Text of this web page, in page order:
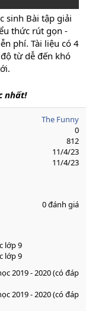
sinh Bài tập giải
thức rút gọn -
phí. Tài liệu có 4
từ dễ đến khó
nhất!
The Funny
0
812
11/4/23
11/4/23
0 đánh giá
lớp 9
lớp 9
2019 - 2020 (có đáp
2019 - 2020 (có đáp